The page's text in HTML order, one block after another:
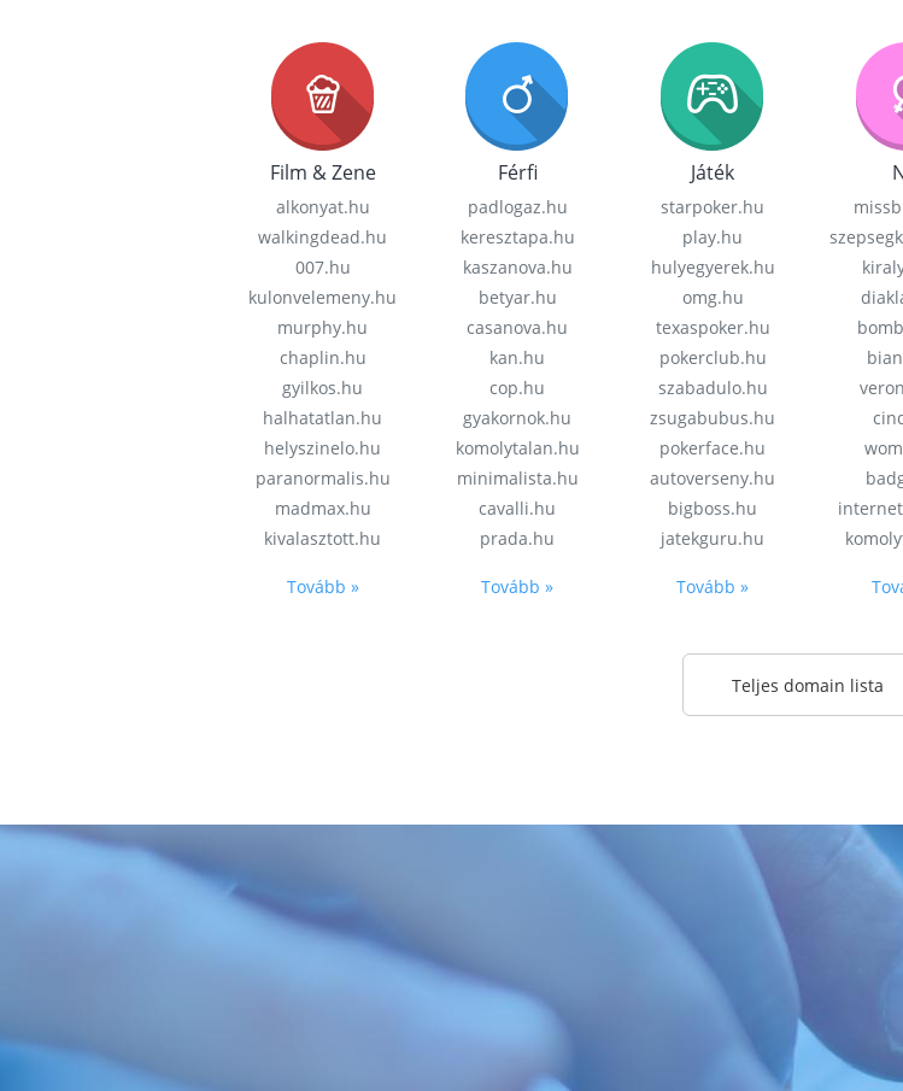
Film & Zene
alkonyat.hu
walkingdead.hu
007.hu
kulonvelemeny.hu
murphy.hu
chaplin.hu
gyilkos.hu
halhatatlan.hu
helyszinelo.hu
paranormalis.hu
madmax.hu
kivalasztott.hu
Tovább »
Férfi
padlogaz.hu
keresztapa.hu
kaszanova.hu
betyar.hu
casanova.hu
kan.hu
cop.hu
gyakornok.hu
komolytalan.hu
minimalista.hu
cavalli.hu
prada.hu
Tovább »
Játék
starpoker.hu
play.hu
hulyegyerek.hu
omg.hu
texaspoker.hu
pokerclub.hu
szabadulo.hu
zsugabubus.hu
pokerface.hu
autoverseny.hu
bigboss.hu
jatekguru.hu
Tovább »
Teljes domain lista